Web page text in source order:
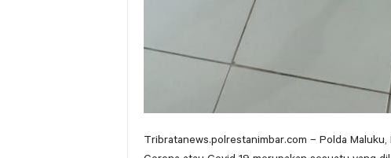
Tribratanews.polrestanimbar.com – Polda